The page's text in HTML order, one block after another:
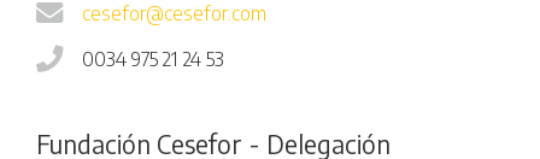
cesefor@cesefor.com
0034 975 21 24 53
Fundación Cesefor - Delegación